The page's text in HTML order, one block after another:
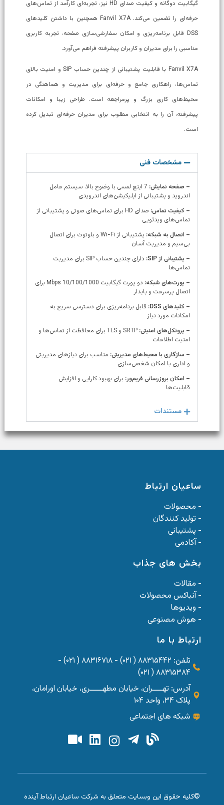
گیگابیت دوگانه و کیفیت صدای HD نیز، تجربه‌ای کارآمد از تماس‌های
حرفه‌ای را تضمین می‌کند. Fanvil X7A همچنین با داشتن کلیدهای
DSS قابل برنامه‌ریزی و امکان سفارشی‌سازی صفحه، تجربه کاربری
مناسبی را برای مدیران و کاربران پیشرفته فراهم می‌آورد.
Fanvil X7A با قابلیت پشتیبانی از چندین حساب SIP و امنیت بالای
تماس‌ها، راهکاری جامع و حرفه‌ای برای مدیریت و هماهنگی در
محیط‌های کاری بزرگ و پرمراجعه است. طراحی زیبا و امکانات
پیشرفته، آن را به انتخابی مطلوب برای مدیران حرفه‌ای تبدیل کرده
است.
مشخصات فنی
– صفحه نمایش:
7 اینچ لمسی با وضوح بالا، سیستم عامل
اندروید و پشتیبانی از اپلیکیشن‌های اندرویدی
– کیفیت تماس:
صدای HD برای تماس‌های صوتی و پشتیبانی از
تماس‌های ویدئویی
– اتصال به شبکه:
پشتیبانی از Wi-Fi و بلوتوث برای اتصال
بی‌سیم و مدیریت آسان
– پشتیبانی از SIP:
دارای چندین حساب SIP برای مدیریت
تماس‌ها
– پورت‌های شبکه:
دو پورت گیگابیت 10/100/1000 Mbps برای
اتصال پرسرعت و پایدار
– کلیدهای DSS:
قابل برنامه‌ریزی برای دسترسی سریع به
امکانات مورد نیاز
– پروتکل‌های امنیتی:
SRTP و TLS برای محافظت از تماس‌ها و
امنیت اطلاعات
– سازگاری با محیط‌های مدیریتی: مناسب برای نیازهای مدیریتی
و اداری با امکان شخصی‌سازی
– امکان بروزرسانی فریم‌ور: برای بهبود کارایی و افزایش
قابلیت‌ها
مستندات
ساعیان ارتباط
- محصولات
- تولید کنندگان
- پشتیبانی
- آکادمی
بخش های جذاب
- مقالات
- آنباکس محصولات
- ویدیوها
- هوش مصنوعی
ارتباط با ما
تلفن: ۸۸۳۱۵۴۴۲ ( ۰۲۱) - ۸۸۳۱۶۷۱۸ ( ۰۲۱) -
۸۸۳۱۵۳۸۴ ( ۰۲۱)
آدرس: تهــــران، خیابان مطهـــــری، خیابان اورامان،
پلاک ۳۴، واحد ۱۰۴
شبکه های اجتماعی
©کلیه حقوق این وبسایت متعلق به شرکت ساعیان ارتباط آینده